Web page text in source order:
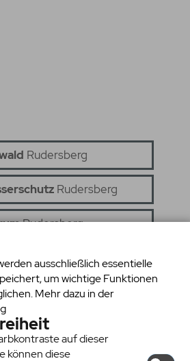
Rudersberg
Rudersberg
Rudersberg
Netz
Rudersberg
ausschließlich essentielle
um wichtige Funktionen
Mehr dazu in der
auf dieser
können diese